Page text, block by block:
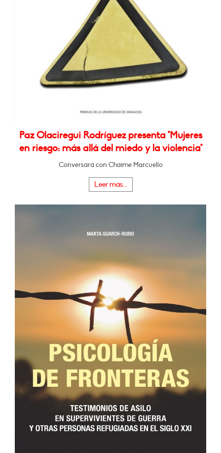
Paz Olaciregui Rodríguez presenta "Mujeres
en riesgo: más allá del miedo y la violencia"
Conversará con Chaime Marcuello
Leer más...